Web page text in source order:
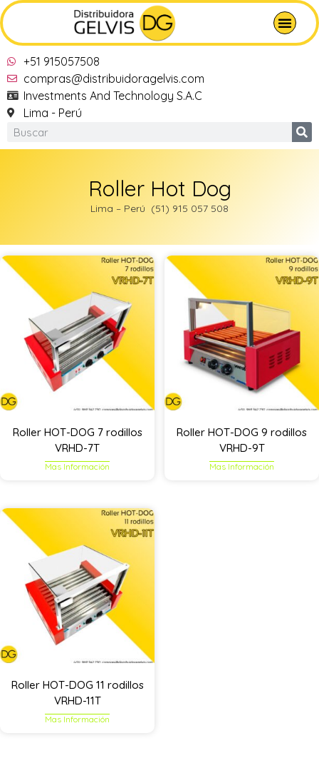
+51 915057508
compras@distribuidoragelvis.com
Investments And Technology S.A.C
Lima - Perú
Roller Hot Dog
Lima – Perú (51) 915 057 508
Roller HOT-DOG 7 rodillos
VRHD-7T
Mas Información
Roller HOT-DOG 9 rodillos
VRHD-9T
Mas Información
Roller HOT-DOG 11 rodillos
VRHD-11T
Mas Información